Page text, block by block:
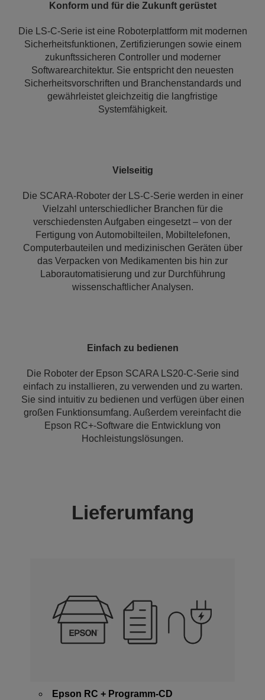
Konform und für die Zukunft gerüstet
Die LS-C-Serie ist eine Roboterplattform mit modernen
Sicherheitsfunktionen, Zertifizierungen sowie einem
zukunftssicheren Controller und moderner
Softwarearchitektur. Sie entspricht den neuesten
Sicherheitsvorschriften und Branchenstandards und
gewährleistet gleichzeitig die langfristige
Systemfähigkeit.
Vielseitig
Die SCARA-Roboter der LS-C-Serie werden in einer
Vielzahl unterschiedlicher Branchen für die
verschiedensten Aufgaben eingesetzt – von der
Fertigung von Automobilteilen, Mobiltelefonen,
Computerbauteilen und medizinischen Geräten über
das Verpacken von Medikamenten bis hin zur
Laborautomatisierung und zur Durchführung
wissenschaftlicher Analysen.
Einfach zu bedienen
Die Roboter der Epson SCARA LS20-C-Serie sind
einfach zu installieren, zu verwenden und zu warten.
Sie sind intuitiv zu bedienen und verfügen über einen
großen Funktionsumfang. Außerdem vereinfacht die
Epson RC+-Software die Entwicklung von
Hochleistungslösungen.
Lieferumfang
Epson RC + Programm-CD